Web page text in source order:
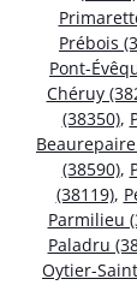
Prébois
Pont-
Chéruy
(38350),
(38590),
(38119),
Parmilieu
Paladru
Oytier-